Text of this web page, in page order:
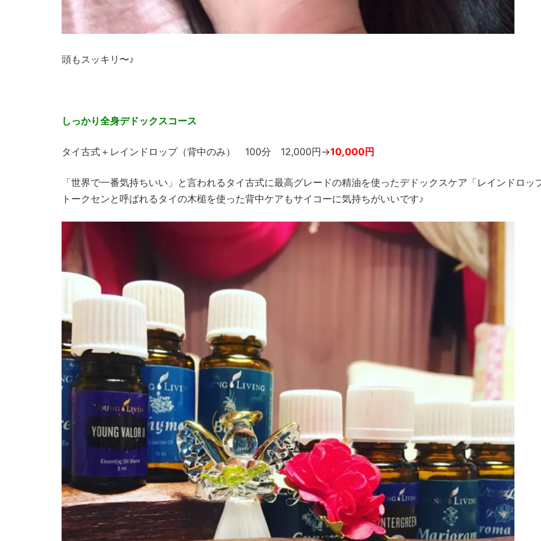
頭もスッキリ〜♪
しっかり全身デドックスコース
タイ古式＋レインドロップ（背中のみ） 100分 12,000円→10,000円
「世界で一番気持ちいい」と言われるタイ古式に最高グレードの精油を使ったデドックスケア「レインドロッ
トークセンと呼ばれるタイの木槌を使った背中ケアもサイコーに気持ちがいいです♪